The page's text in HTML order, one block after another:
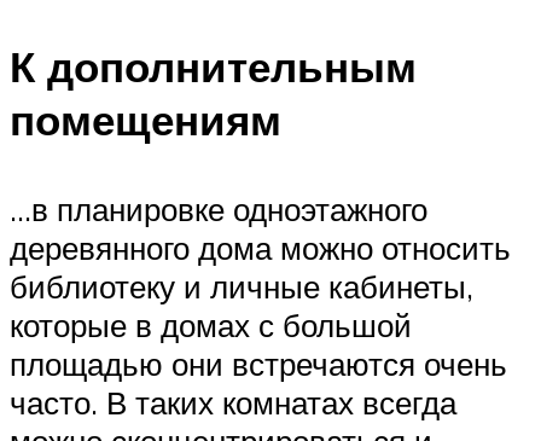
К дополнительным
помещениям
…в планировке одноэтажного
деревянного дома можно относить
библиотеку и личные кабинеты,
которые в домах с большой
площадью они встречаются очень
часто. В таких комнатах всегда